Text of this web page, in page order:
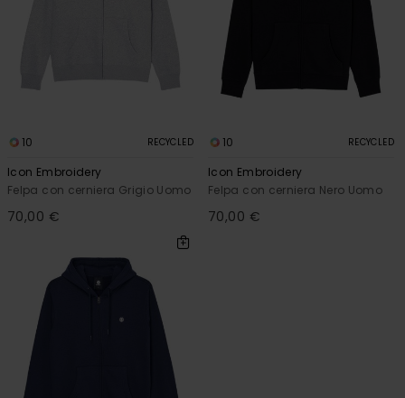
10 RECYCLED
Icon Embroidery
Felpa con cerniera Grigio Uomo
70,00 €
10 RECYCLED
Icon Embroidery
Felpa con cerniera Nero Uomo
70,00 €